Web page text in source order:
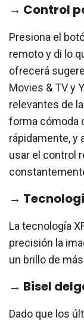
→ Control
Presiona el
remoto y di lo
ofrecerá
Movies & TV y
relevantes de
forma cómoda
rápidamente, y
usar el control
→
La tecnología
precisión la
un brillo de
→ Bisel
Dado que los